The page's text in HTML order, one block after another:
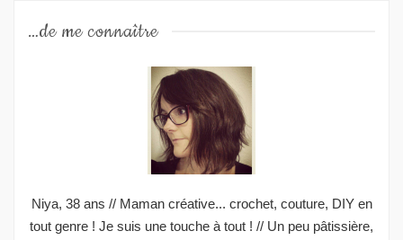
…de me connaître
Niya, 38 ans // Maman créative... crochet, couture, DIY en
tout genre ! Je suis une touche à tout ! // Un peu pâtissière,